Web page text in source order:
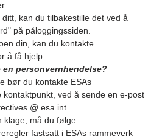
kan du tilbakestille det ved å
på påloggingssiden.
din, kan du kontakte
å få hjelp.
personvernhendelse?
bør du kontakte ESAs
ved å sende en e-post
@ esa.int
klage, må du følge
fastsatt i ESAs rammeverk